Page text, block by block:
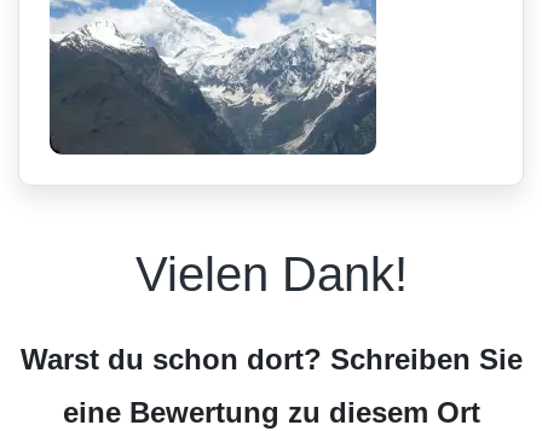
Vielen Dank!
Warst du schon dort? Schreiben Sie
eine Bewertung zu diesem Ort